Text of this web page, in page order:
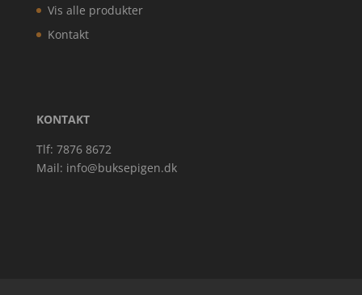
Vis alle produkter
Kontakt
KONTAKT
Tlf: 7876 8672
Mail: info@buksepigen.dk